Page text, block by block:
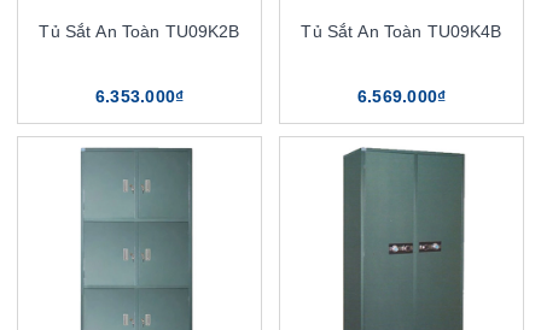
Tủ Sắt An Toàn TU09K2B
6.353.000₫
Tủ Sắt An Toàn TU09K4B
6.569.000₫